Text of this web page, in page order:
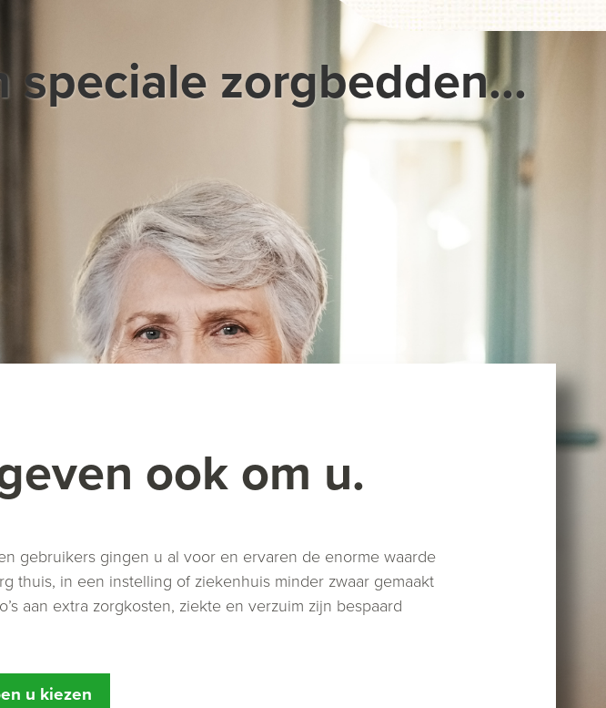
zorgbedden...
ook om u.
gebruikers gingen u al voor en ervaren de enorme waarde
thuis, in een instelling of ziekenhuis minder zwaar gemaakt
aan extra zorgkosten, ziekte en verzuim zijn bespaard
u kiezen